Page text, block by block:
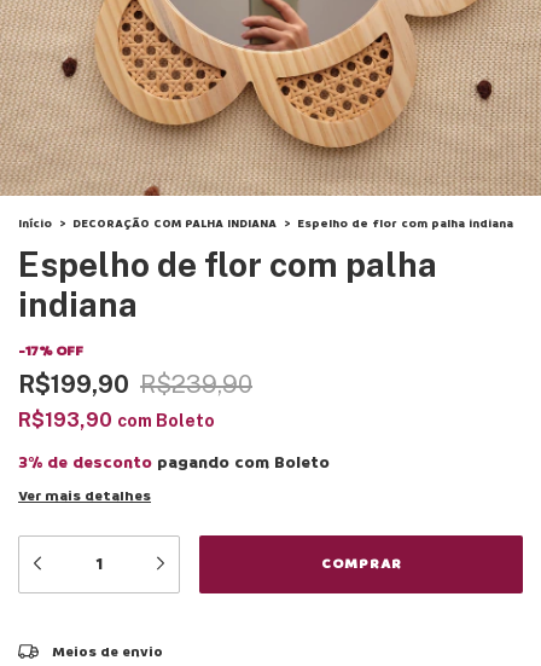
Início > DECORAÇÃO COM PALHA INDIANA > Espelho de flor com palha indiana
Espelho de flor com palha
indiana
-17%OFF
R$199,90 R$239,90
R$193,90 com Boleto
3% de desconto pagando com Boleto
Ver mais detalhes
Entregas para o CEP:
Meios de envio